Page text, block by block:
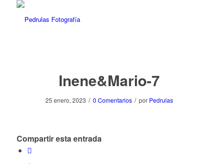
Inene&Mario-7
25 enero, 2023 / 0 Comentarios / por Pedrulas
Compartir esta entrada